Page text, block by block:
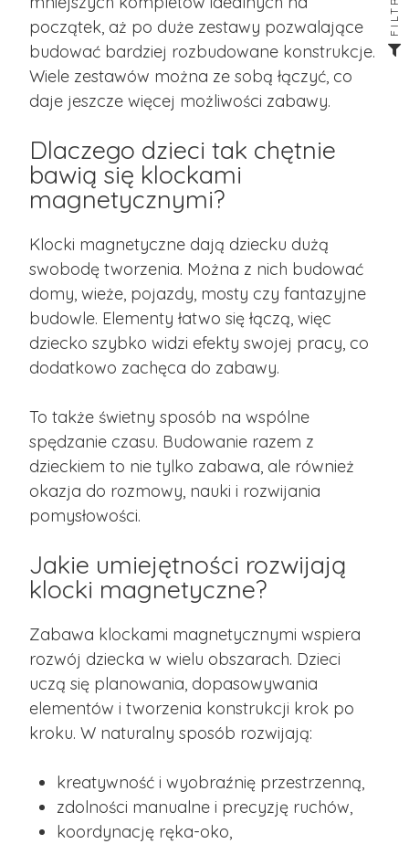
początek, aż po duże zestawy pozwalające
budować bardziej rozbudowane konstrukcje.
Wiele zestawów można ze sobą łączyć, co
daje jeszcze więcej możliwości zabawy.
Dlaczego dzieci tak chętnie
bawią się klockami
magnetycznymi?
Klocki magnetyczne dają dziecku dużą
swobodę tworzenia. Można z nich budować
domy, wieże, pojazdy, mosty czy fantazyjne
budowle. Elementy łatwo się łączą, więc
dziecko szybko widzi efekty swojej pracy, co
dodatkowo zachęca do zabawy.
To także świetny sposób na wspólne
spędzanie czasu. Budowanie razem z
dzieckiem to nie tylko zabawa, ale również
okazja do rozmowy, nauki i rozwijania
pomysłowości.
Jakie umiejętności rozwijają
klocki magnetyczne?
Zabawa klockami magnetycznymi wspiera
rozwój dziecka w wielu obszarach. Dzieci
uczą się planowania, dopasowywania
elementów i tworzenia konstrukcji krok po
kroku. W naturalny sposób rozwijają:
kreatywność i wyobraźnię przestrzenną,
zdolności manualne i precyzję ruchów,
koordynację ręka-oko,